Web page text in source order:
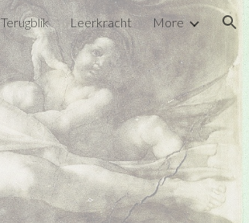
Terugblik Leerkracht More